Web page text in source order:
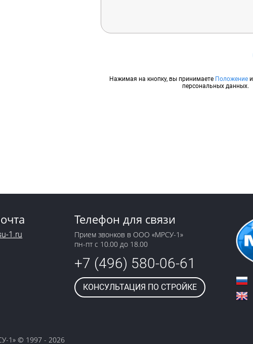
Нажимая на кнопку, вы принимаете Положениеи
персональных данных.
1.ru
Телефон для связи
Прием звонков в ООО «МРСУ-1»
пн-пт с 10.00 до 18.00
+7 (496) 580-06-61
КОНСУЛЬТАЦИЯ ПО СТРОЙКЕ
1» © 1997 -2026